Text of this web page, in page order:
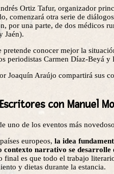
Ortiz Tafur, organizador
comenzará otra serie de
por una parte, de dos médicos
Jaén).
pretende conocer mejor la
periodistas Carmen Díaz-Beyá
Joaquín Araújo compartirá sus
con Manuel
uno de los eventos más
europeos, la idea
contexto narrativo se desarrolle
es que todo el trabajo
y dietas durante la estancia.